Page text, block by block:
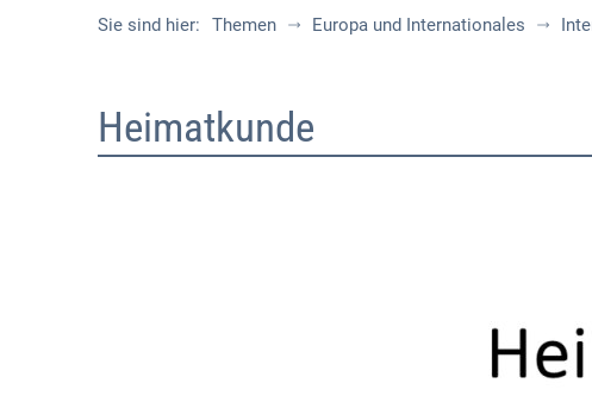
Sie sind hier: Themen Europa und Internationales
WocheHeimatkunde